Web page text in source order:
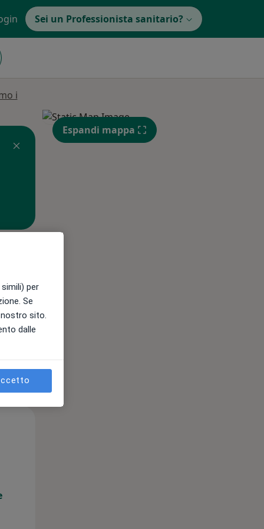
Sei un Professionista sanitario?
i
Espandi mappa
per
Se
sito.
dalle